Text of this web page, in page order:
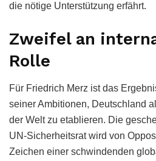
die nötige Unterstützung erfährt.
Zweifel an
Rolle
Für Friedrich Merz ist das
seiner Ambitionen, Deutschland
der Welt zu etablieren. Die
UN-Sicherheitsrat wird von
Zeichen einer schwindenden